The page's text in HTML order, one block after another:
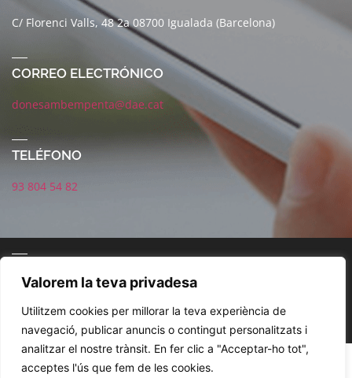
Valorem la teva privadesa
Utilitzem cookies per millorar la teva experiència de
navegació, publicar anuncis o contingut personalitzats i
analitzar el nostre trànsit. En fer clic a "Acceptar-ho tot",
acceptes l'ús que fem de les cookies.
C/ Florenci Valls, 48 2a 08700 Igualada (Barcelona)
CORREO ELECTRÓNICO
donesambempenta@dae.cat
TELÉFONO
93 804 54 82
POLÍTICA DE REDES SOCIALESAVISO LEGALPOLÍTICA DE PRIVACIDAD